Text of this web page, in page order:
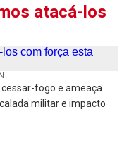
atacá-los
fogo e ameaça
militar e impacto